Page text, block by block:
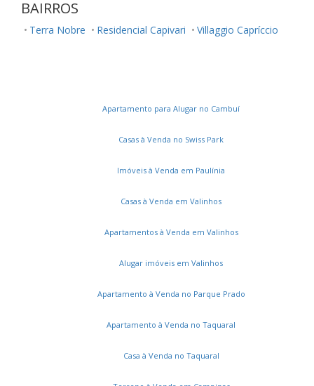
Morungaba/SP
Paulínia/SP
Salto/SP
Santa Bárbara D'Oeste/SP
BAIRROS
Terra Nobre Residencial Capivari Villaggio Capríccio
Apartamento para Alugar no Cambuí
Casas à Venda no Swiss Park
Imóveis à Venda em Paulínia
Casas à Venda em Valinhos
Apartamentos à Venda em Valinhos
Alugar imóveis em Valinhos
Apartamento à Venda no Parque Prado
Apartamento à Venda no Taquaral
Casa à Venda no Taquaral